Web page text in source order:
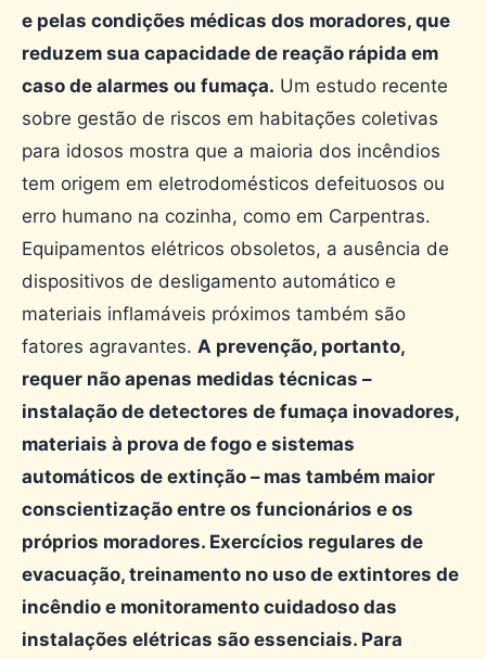
e pelas condições médicas dos moradores, que
reduzem sua capacidade de reação rápida em
caso de alarmes ou fumaça. Um estudo recente
sobre gestão de riscos em habitações coletivas
para idosos mostra que a maioria dos incêndios
tem origem em eletrodomésticos defeituosos ou
erro humano na cozinha, como em Carpentras.
Equipamentos elétricos obsoletos, a ausência de
dispositivos de desligamento automático e
materiais inflamáveis ​​próximos também são
fatores agravantes. A prevenção, portanto,
requer não apenas medidas técnicas –
instalação de detectores de fumaça inovadores,
materiais à prova de fogo e sistemas
automáticos de extinção – mas também maior
conscientização entre os funcionários e os
próprios moradores. Exercícios regulares de
evacuação, treinamento no uso de extintores de
incêndio e monitoramento cuidadoso das
instalações elétricas são essenciais. Para